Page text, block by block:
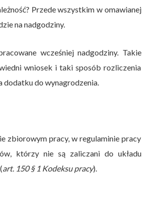
Przede wszystkim w omawianej
na nadgodziny.
wcześniej nadgodziny. Takie
wniosek i taki sposób rozliczenia
dodatku do wynagrodzenia.
zbiorowym pracy, w regulaminie pracy
którzy nie są zaliczani do układu
art. 150 § 1 Kodeksu pracy).